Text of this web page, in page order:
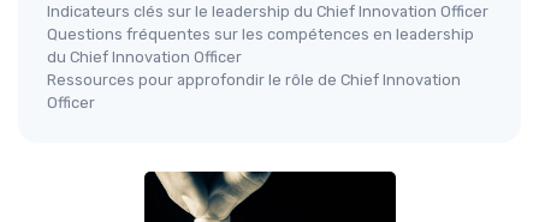
Indicateurs clés sur le leadership du Chief Innovation Officer
Questions fréquentes sur les compétences en leadership
du Chief Innovation Officer
Ressources pour approfondir le rôle de Chief Innovation
Officer